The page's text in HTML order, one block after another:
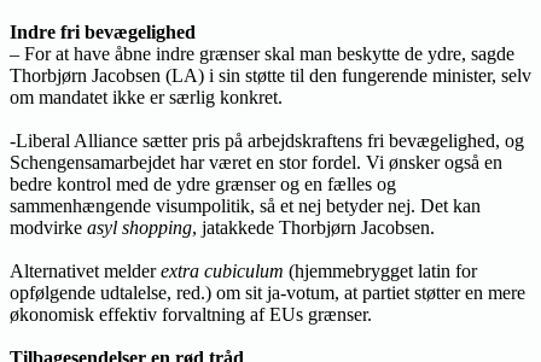
Indre fri bevægelighed
– For at have åbne indre grænser skal man beskytte de ydre, sagde
Thorbjørn Jacobsen (LA) i sin støtte til den fungerende minister, selv
om mandatet ikke er særlig konkret.
-Liberal Alliance sætter pris på arbejdskraftens fri bevægelighed, og
Schengensamarbejdet har været en stor fordel. Vi ønsker også en
bedre kontrol med de ydre grænser og en fælles og
sammenhængende visumpolitik, så et nej betyder nej. Det kan
modvirke asyl shopping, jatakkede Thorbjørn Jacobsen.
Alternativet melderextra cubiculum (hjemmebrygget latin for
opfølgende udtalelse, red.) om sit ja-votum, at partiet støtter en mere
økonomisk effektiv forvaltning af EUs grænser.
Tilbagesendelser en rød tråd